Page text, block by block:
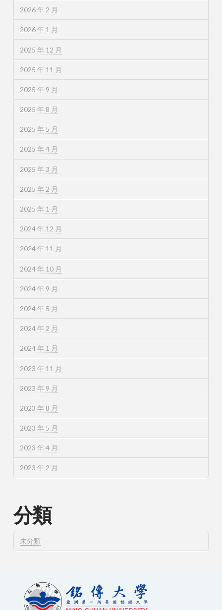
2026 年 2 月
2026 年 1 月
2025 年 12 月
2025 年 11 月
2025 年 9 月
2025 年 8 月
2025 年 5 月
2025 年 4 月
2025 年 3 月
2025 年 2 月
2025 年 1 月
2024 年 12 月
2024 年 11 月
2024 年 10 月
2024 年 9 月
2024 年 5 月
2024 年 2 月
2024 年 1 月
2023 年 11 月
2023 年 9 月
2023 年 8 月
2023 年 5 月
2023 年 4 月
2023 年 2 月
分類
未分類